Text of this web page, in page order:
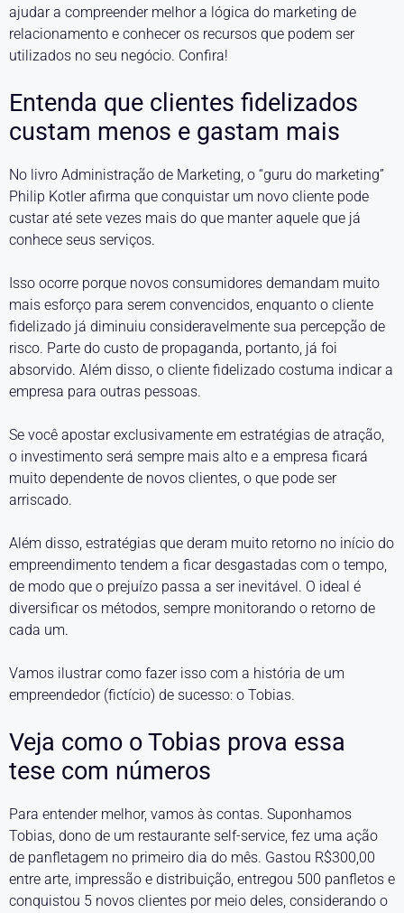
ajudar a compreender melhor a lógica do marketing de
relacionamento e conhecer os recursos que podem ser
utilizados no seu negócio. Confira!
Entenda que clientes fidelizados
custam menos e gastam mais
No livro Administração de Marketing, o “guru do marketing”
Philip Kotler afirma que conquistar um novo cliente pode
custar até sete vezes mais do que manter aquele que já
conhece seus serviços.
Isso ocorre porque novos consumidores demandam muito
mais esforço para serem convencidos, enquanto o cliente
fidelizado já diminuiu consideravelmente sua percepção de
risco. Parte do custo de propaganda, portanto, já foi
absorvido. Além disso, o cliente fidelizado costuma indicar a
empresa para outras pessoas.
Se você apostar exclusivamente em estratégias de atração,
o investimento será sempre mais alto e a empresa ficará
muito dependente de novos clientes, o que pode ser
arriscado.
Além disso, estratégias que deram muito retorno no início do
empreendimento tendem a ficar desgastadas com o tempo,
de modo que o prejuízo passa a ser inevitável. O ideal é
diversificar os métodos, sempre monitorando o retorno de
cada um.
Vamos ilustrar como fazer isso com a história de um
empreendedor (fictício) de sucesso: o Tobias.
Veja como o Tobias prova essa
tese com números
Para entender melhor, vamos às contas. Suponhamos
Tobias, dono de um restaurante self-service, fez uma ação
de panfletagem no primeiro dia do mês. Gastou R$300,00
entre arte, impressão e distribuição, entregou 500 panfletos e
conquistou 5 novos clientes por meio deles, considerando o